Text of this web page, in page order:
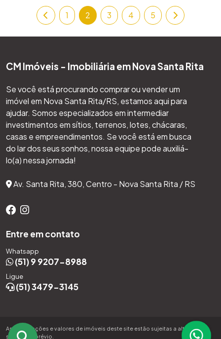
1 2 3 4 5
CM Imóveis - Imobiliária em Nova Santa Rita
Se você está procurando comprar ou vender um
imóvel em Nova Santa Rita/RS, estamos aqui para
ajudar. Somos especializados em intermediar
investimentos em sítios, terrenos, lotes, chácaras,
casas e empreendimentos. Se você está em busca
do lar dos seus sonhos, nossa equipe pode auxiliá-
lo(a) nessa jornada!
Av. Santa Rita, 380, Centro - Nova Santa Rita / RS
Entre em contato
Whatsapp
(51) 9 9207-8988
Ligue
(51) 3479-3145
As informações e valores de imóveis deste site estão sujeitas a alterações
sem aviso prévio.